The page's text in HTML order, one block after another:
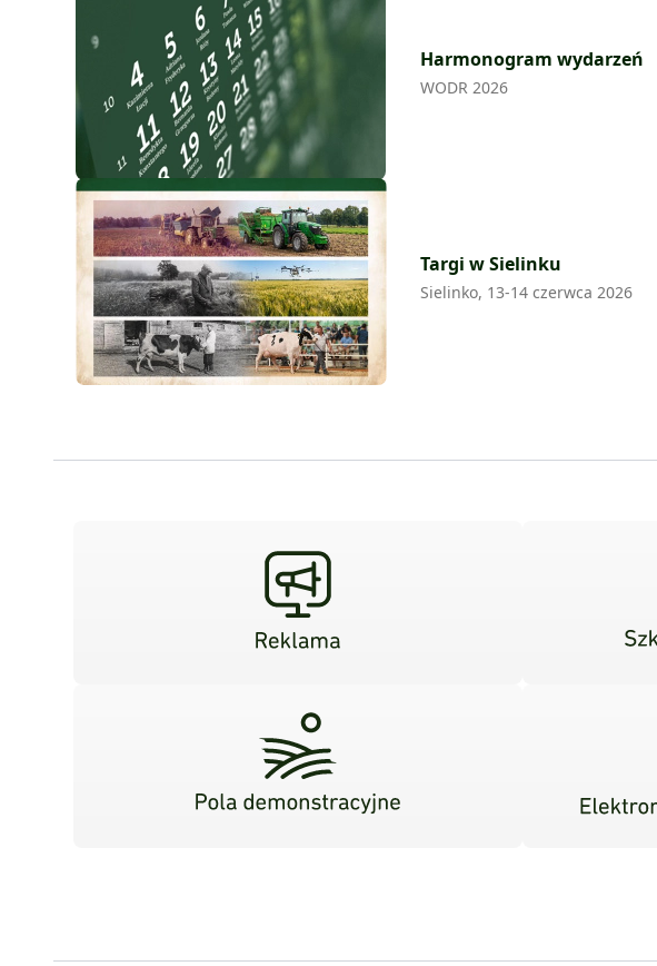
Harmonogram wydarzeń
WODR 2026
Targi w Sielinku
Sielinko, 13-14 czerwca 2026